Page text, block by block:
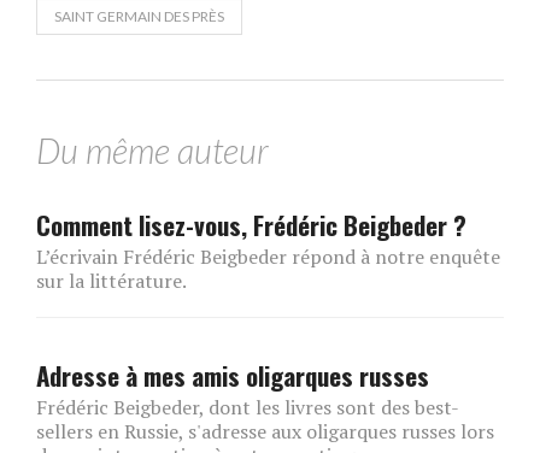
SAINT GERMAIN DES PRÈS
Du même auteur
Comment lisez-vous, Frédéric Beigbeder ?
L’écrivain Frédéric Beigbeder répond à notre enquête
sur la littérature.
Adresse à mes amis oligarques russes
Frédéric Beigbeder, dont les livres sont des best-
sellers en Russie, s'adresse aux oligarques russes lors